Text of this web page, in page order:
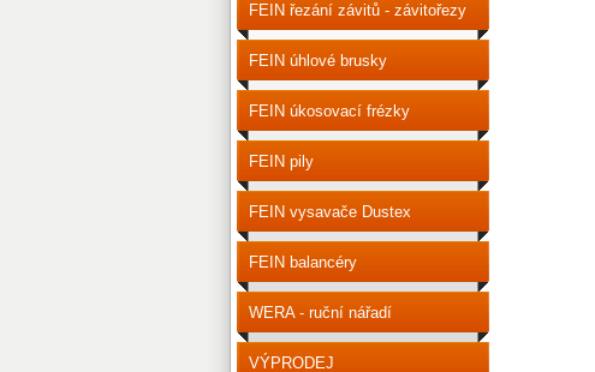
FEIN řezání závitů - závitořezy
FEIN úhlové brusky
FEIN úkosovací frézky
FEIN pily
FEIN vysavače Dustex
FEIN balancéry
WERA - ruční nářadí
VÝPRODEJ